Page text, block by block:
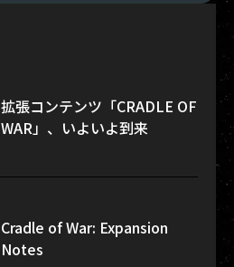
拡張コンテンツ「CRADLE OF
WAR」、いよいよ到来
Cradle of War: Expansion
Notes